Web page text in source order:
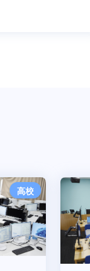
高校